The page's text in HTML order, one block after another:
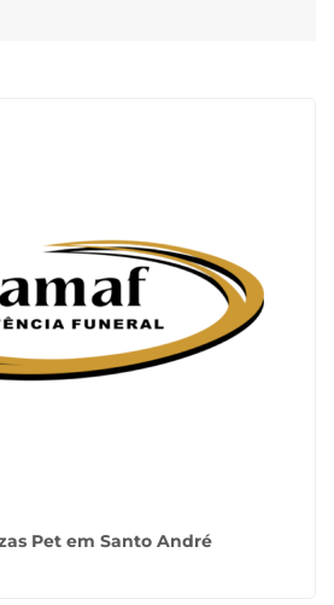
Pet em Santo André